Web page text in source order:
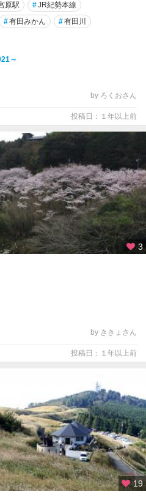
原駅 #JR紀勢本線
#有田みかん #有田川
～
by ろくおさん
投稿日：１年以上前
3
by ききょさん
投稿日：１年以上前
19